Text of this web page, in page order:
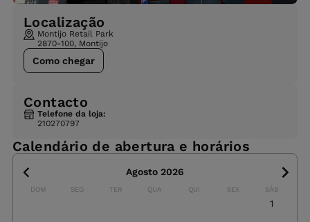
Localização
Montijo Retail Park
2870-100, Montijo
Como chegar
Contacto
Telefone da loja:
210270797
Calendário de abertura e horários
Agosto 2026
DOM SEG TER QUA QUI SEX SÁB
1